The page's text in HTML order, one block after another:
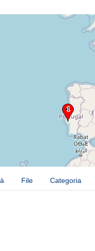
File Categoria